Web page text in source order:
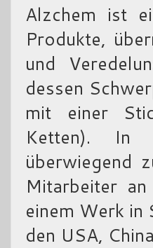
Alzchem ist
Produkte,
und
dessen
mit einer
Ketten). In
überwiegend
Mitarbeiter
einem Werk in
den USA,